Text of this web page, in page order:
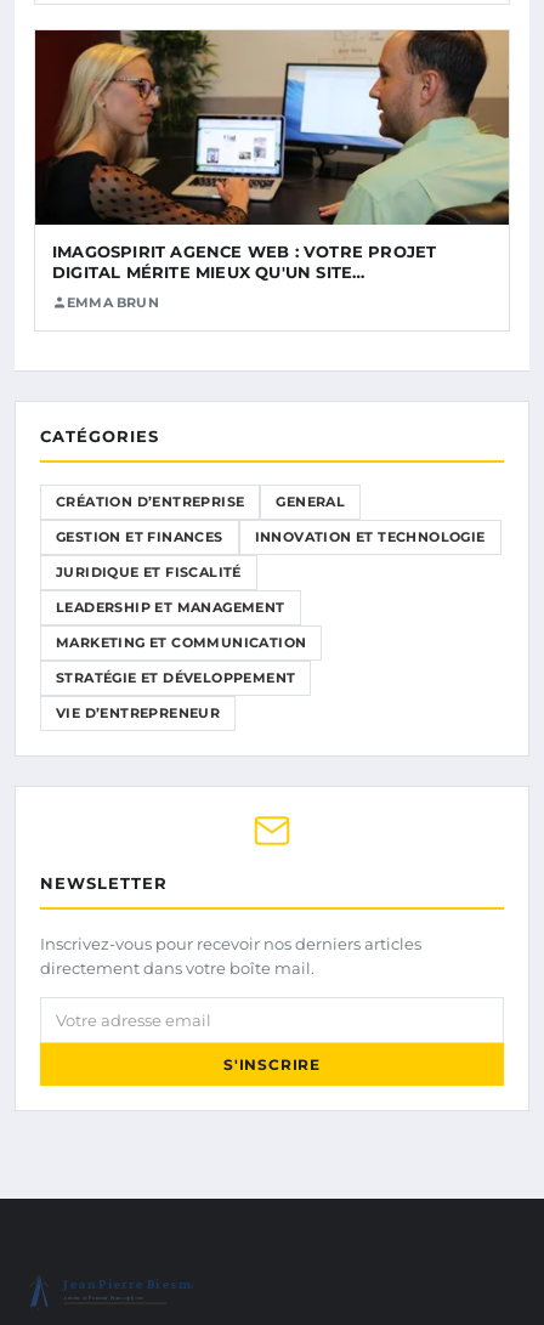
IMAGOSPIRIT AGENCE WEB : VOTRE PROJET
DIGITAL MÉRITE MIEUX QU'UN SITE…
EMMA BRUN
CATÉGORIES
CRÉATION D’ENTREPRISE GENERAL
GESTION ET FINANCES INNOVATION ET TECHNOLOGIE
JURIDIQUE ET FISCALITÉ
LEADERSHIP ET MANAGEMENT
MARKETING ET COMMUNICATION
STRATÉGIE ET DÉVELOPPEMENT
VIE D’ENTREPRENEUR
NEWSLETTER
Inscrivez-vous pour recevoir nos derniers articles
directement dans votre boîte mail.
Votre adresse email
S'INSCRIRE
Jean Pierre Biesmans
Auteur et Penseur Francophone